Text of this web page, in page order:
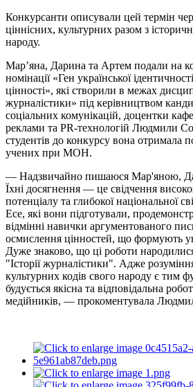
Конкурсанти описували цей термін
ціннісних, культурних разом з
народу.
Мар’яна, Дарина та Артем подали на
номінації «Ген української
цінності», які створили в межах
журналістики» під керівництвом
соціальних комунікацій, доцентки
реклами та PR-технологій Людмили
студентів до конкурсу вона отримала
учених при МОН.
— Надзвичайно пишаюся Мар'яною,
Їхні досягнення — це свідчення
потенціалу та глибокої національної
Есе, які вони підготували,
відмінні навички аргументованого
осмислення цінностей, що формують
Дуже знаково, що ці роботи
"Історії журналістики". Адже
культурних кодів свого народу є тим
будується якісна та відповідальна
медійників, — прокоментувала